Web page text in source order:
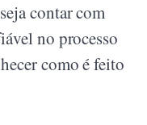
contar com
no processo
como é feito